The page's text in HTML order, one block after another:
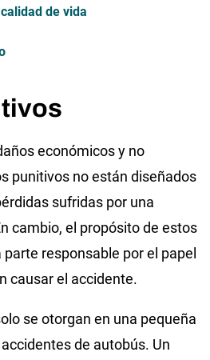
de vida
económicos y no
punitivos no están diseñados
sufridas por una
cambio, el propósito de estos
responsable por el papel
causar el accidente.
se otorgan en una pequeña
de autobús. Un